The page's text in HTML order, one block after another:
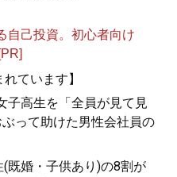
自己投資。初心者向け
ています】
子高生を「全員が見て見
って助けた男性会社員の
既婚・子供あり)の8割が